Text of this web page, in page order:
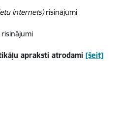
internets)risinājumi
apraksti atrodami[šeit]